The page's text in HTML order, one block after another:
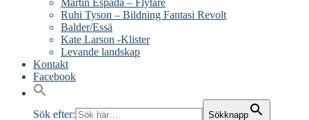
Martín Espada – Flytare
Ruhi Tyson – Bildning Fantasi Revolt
Balder/Essä
Kate Larson -Klister
Levande landskap
Kontakt
Facebook
Sök efter: Sökknapp